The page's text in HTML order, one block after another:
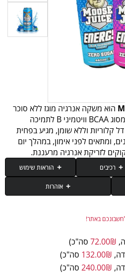
הוא משקה אנרגיה מוגז ללא סוכר
המשלב קפאין, חומצות אמינו מסוג BCAA וויטמיני B לתמיכה
קלוריות וללא שומן, מגיע בפחית
ומתאים לפני אימון, במהלך יום
לזריקת אנרגיה מרעננת.
רכיבים הוראות שימוש
אזהרות
0 גרם
כדי לשפר את האנרגיה, הריכוז והביצועים במהלך
זה במקרה של נטילת תרופות או מצב
שמנסות להרות או מניקות. להרחיק
באתר!
72.00₪
סה"כ)
132.00₪
סה"כ)
240.00₪
סה"כ)